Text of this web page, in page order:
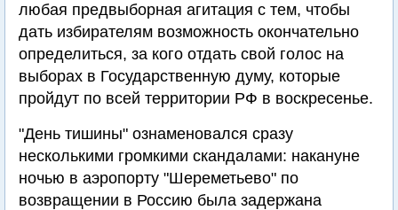
любая предвыборная агитация с тем, чтобы
дать избирателям возможность окончательно
определиться, за кого отдать свой голос на
выборах в Государственную думу, которые
пройдут по всей территории РФ в воскресенье.
"День тишины" ознаменовался сразу
несколькими громкими скандалами: накануне
ночью в аэропорту "Шереметьево" по
возвращении в Россию была задержана